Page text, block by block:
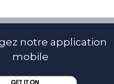
notre application
mobile